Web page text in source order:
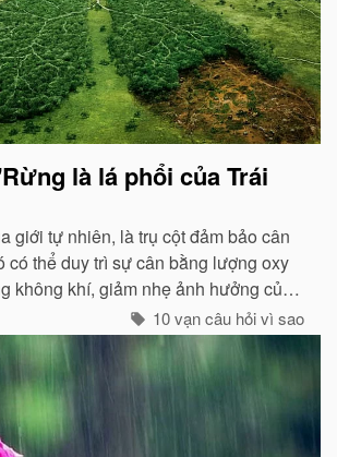
là lá phổi của Trái
giới tự nhiên, là trụ cột đảm bảo cân
có thể duy trì sự cân bằng lượng oxy
không khí, giảm nhẹ ảnh hưởng của
gây nên ô nhiễm, làm trong sạch
10 vạn câu hỏi vì sao